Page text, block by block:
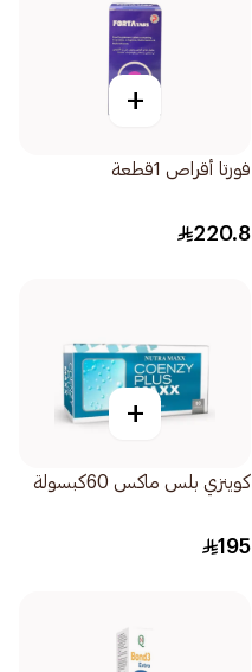
+
فورتا أقراص 1قطعة
220.8
+
كوينزي بلس ماكس 60كبسولة
195